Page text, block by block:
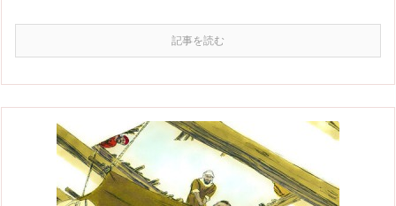
記事を読む